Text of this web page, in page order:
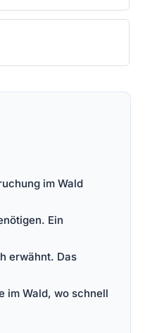
im Wald
Ein
erwähnt. Das
im Wald, wo schnell